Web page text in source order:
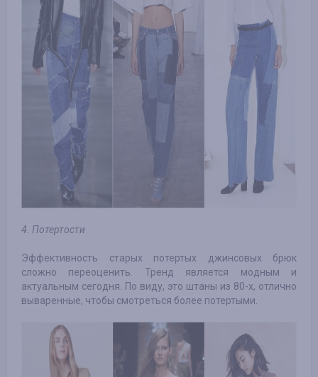
4. Потертости
Эффективность старых потертых джинсовых брюк
сложно переоценить. Тренд является модным и
актуальным сегодня. По виду, это штаны из 80-х, отлично
вываренные, чтобы смотреться более потертыми.